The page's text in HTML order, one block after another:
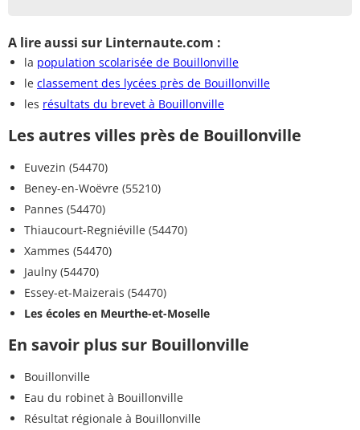
A lire aussi sur Linternaute.com :
la population scolarisée de Bouillonville
le classement des lycées près de Bouillonville
les résultats du brevet à Bouillonville
Les autres villes près de Bouillonville
Euvezin (54470)
Beney-en-Woëvre (55210)
Pannes (54470)
Thiaucourt-Regniéville (54470)
Xammes (54470)
Jaulny (54470)
Essey-et-Maizerais (54470)
Les écoles en Meurthe-et-Moselle
En savoir plus sur Bouillonville
Bouillonville
Eau du robinet à Bouillonville
Résultat régionale à Bouillonville